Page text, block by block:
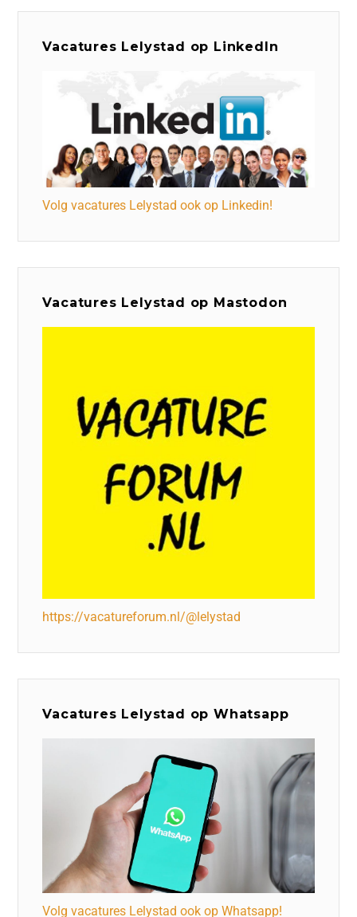
Vacatures Lelystad op LinkedIn
Volg vacatures Lelystad ook op Linkedin!
Vacatures Lelystad op Mastodon
https://vacatureforum.nl/@lelystad
Vacatures Lelystad op Whatsapp
Volg vacatures Lelystad ook op Whatsapp!